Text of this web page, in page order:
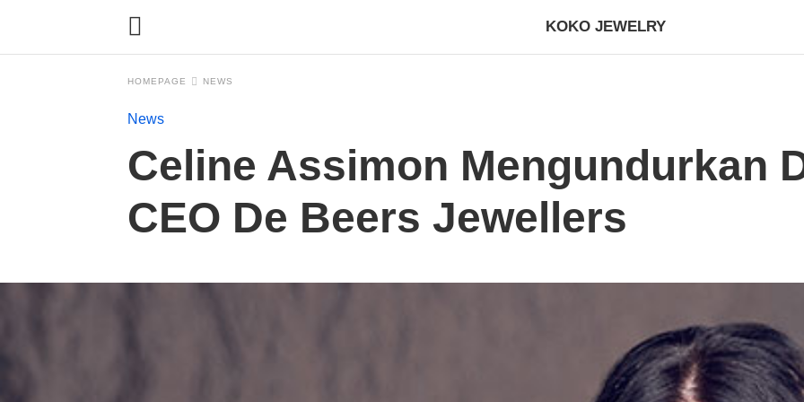
KOKO JEWELRY
HOMEPAGE NEWS
News
Celine Assimon Mengundurkan
CEO De Beers Jewellers